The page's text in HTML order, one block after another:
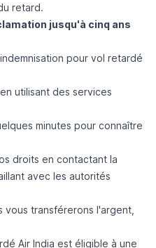
retard.
jusqu'à cinq ans
pour vol retardé
utilisant des services
minutes pour connaître
droits en contactant la
avec les autorités
vous transférerons l'argent,
Air India est éligible à une